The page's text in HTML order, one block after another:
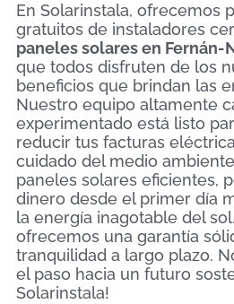
En Solarinstala, ofrecemos
gratuitos de instaladores
paneles solares en Fernán-
que todos disfruten de los
beneficios que brindan las
Nuestro equipo altamente
experimentado está listo
reducir tus facturas
cuidado del medio
paneles solares eficientes,
dinero desde el primer día
la energía inagotable del
ofrecemos una garantía
tranquilidad a largo plazo.
el paso hacia un futuro
Solarinstala!